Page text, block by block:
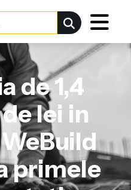
de 1,4
lei in
primele